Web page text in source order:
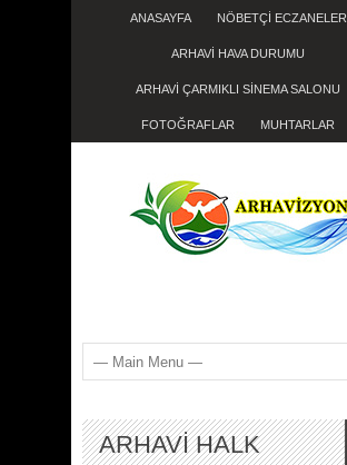
ANASAYFA NÖBETÇİ ECZANELER
ARHAVİ HAVA DURUMU
ARHAVİ ÇARMIKLI SİNEMA SALONU
FOTOĞRAFLAR MUHTARLAR
ARHAVİ HALK